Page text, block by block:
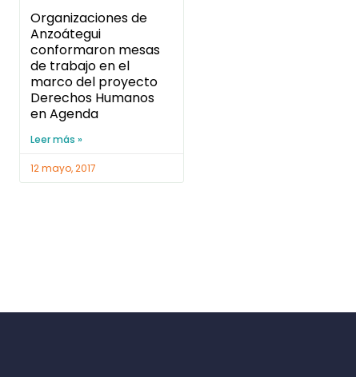
Organizaciones de
Anzoátegui
conformaron mesas
de trabajo en el
marco del proyecto
Derechos Humanos
en Agenda
Leer más »
12 mayo, 2017